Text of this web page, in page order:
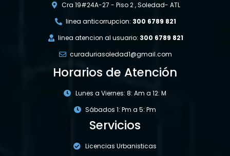
Cra 19#24A-27 - Piso 2 , Soledad- ATL
linea anticorrupcion: 300 6789 821
linea atencion al usuario: 300 6789 821
curaduriasoledad1@gmail.com
Horarios de Atención
Lunes a Viernes: 8: Am a 12: M
Sábados 1: Pm a 5: Pm
Servicios
Licencias Urbanisticas